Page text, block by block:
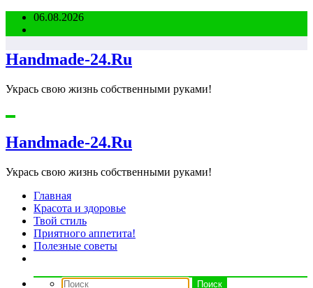
Перейти06.08.2026
Handmade-24.Ru
Укрась свою жизнь собственными руками!
Handmade-24.Ru
Укрась свою жизнь собственными руками!
Главная
Красота и здоровье
Твой стиль
Приятного аппетита!
Полезные советы